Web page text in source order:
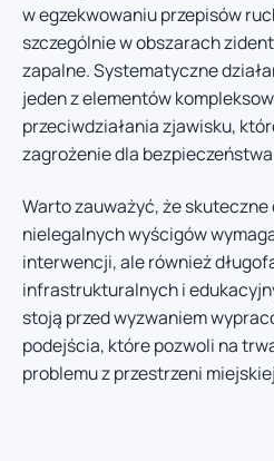
w egzekwowaniu przepisów
szczególnie w obszarach
zapalne. Systematyczne
jeden z elementów
przeciwdziałania zjawisku,
zagrożenie dla
Warto zauważyć, że
nielegalnych wyścigów
interwencji, ale również
infrastrukturalnych i
stoją przed wyzwaniem
podejścia, które pozwoli na
problemu z przestrzeni